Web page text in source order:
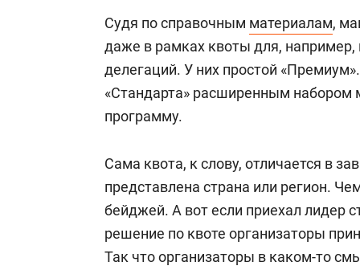
Судя по справочным материалам,
даже в рамках квоты для, например,
делегаций. У них простой
«Стандарта» расширенным набором
программу.
Сама квота, к слову, отличается в
представлена страна или регион.
бейджей. А вот если приехал лидер
решение по квоте организаторы
Так что организаторы в каком-то